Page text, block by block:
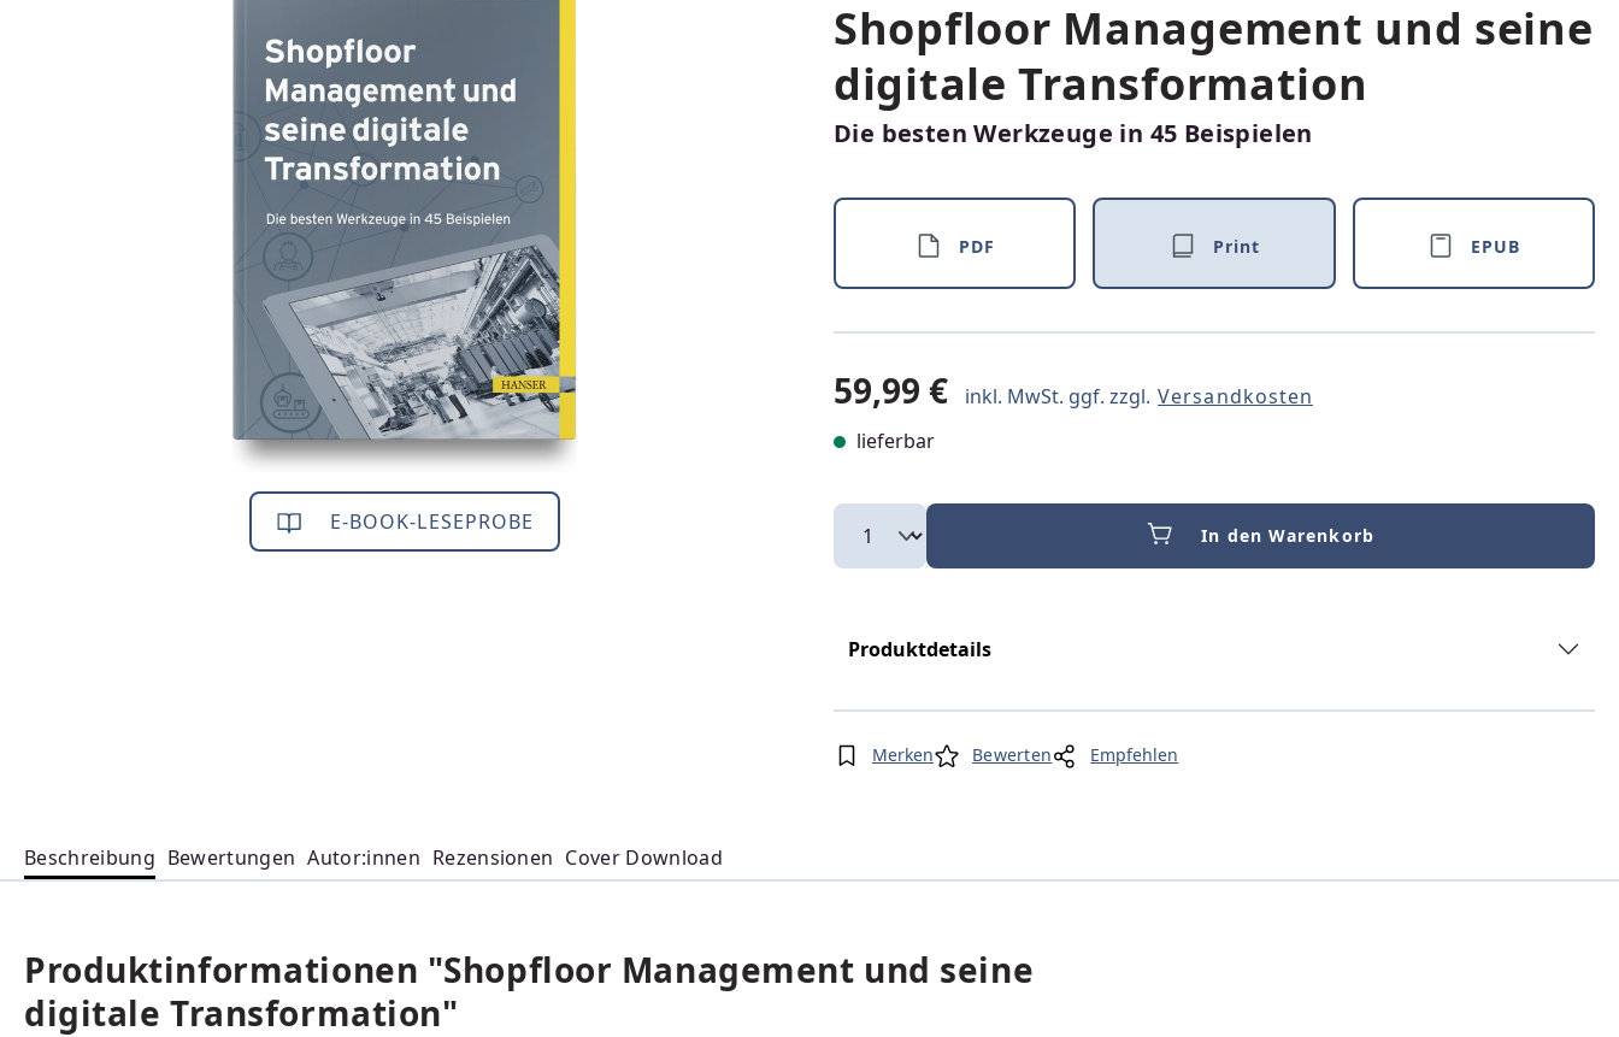
E-BOOK-LESEPROBE
Shopfloor Management und seine
digitale Transformation
Die besten Werkzeuge in 45 Beispielen
PDF Print EPUB
59,99 € inkl. MwSt. ggf. zzgl. Versandkosten
lieferbar
In den Warenkorb
Produktdetails
Merken Bewerten Empfehlen
Beschreibung Bewertungen Autor:innen Rezensionen Cover Download
Produktinformationen "Shopfloor Management und seine
digitale Transformation"